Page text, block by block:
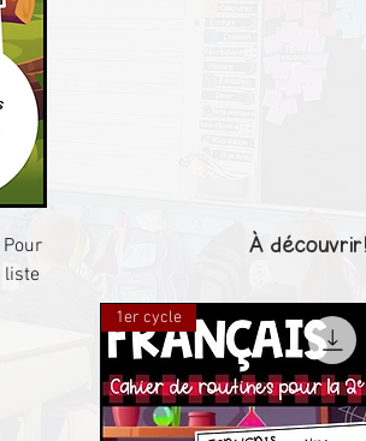
liste
À découvrir!
1er cycle